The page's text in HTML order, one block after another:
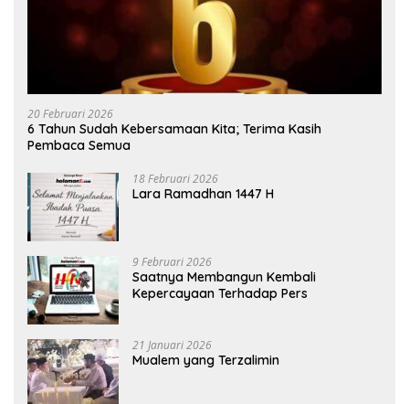
20 Februari 2026
6 Tahun Sudah Kebersamaan Kita; Terima Kasih
Pembaca Semua
18 Februari 2026
Lara Ramadhan 1447 H
9 Februari 2026
Saatnya Membangun Kembali
Kepercayaan Terhadap Pers
21 Januari 2026
Mualem yang Terzalimin